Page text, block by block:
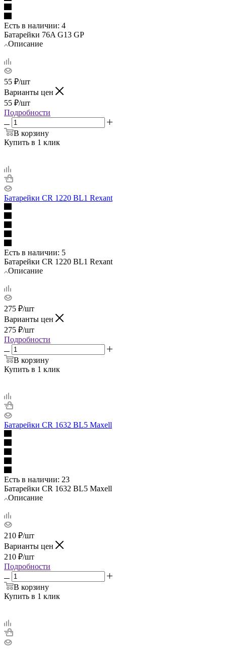
Есть в наличии: 4
Батарейки 76A G13 GP
Описание
55 ₽/шт
Варианты цен
55 ₽/шт
Подробности
В корзину
Купить в 1 клик
Батарейки CR 1220 BL1 Rexant
Есть в наличии: 5
Батарейки CR 1220 BL1 Rexant
Описание
275 ₽/шт
Варианты цен
275 ₽/шт
Подробности
В корзину
Купить в 1 клик
Батарейки CR 1632 BL5 Maxell
Есть в наличии: 23
Батарейки CR 1632 BL5 Maxell
Описание
210 ₽/шт
Варианты цен
210 ₽/шт
Подробности
В корзину
Купить в 1 клик